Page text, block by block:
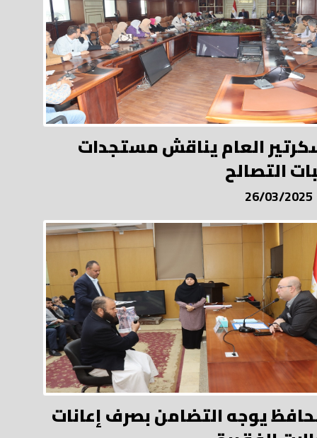
العام يناقش مستجدات
التصالح
26/03/2025
يوجه التضامن بصرف إعانات